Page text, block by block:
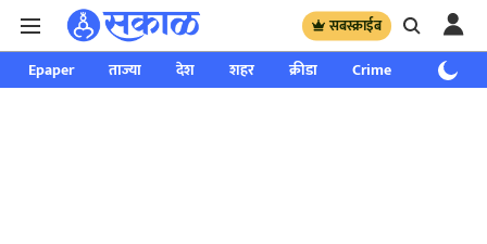
सबस्क्राईब
Epaper ताज्या देश शहर क्रीडा Crime साप्ताहिक